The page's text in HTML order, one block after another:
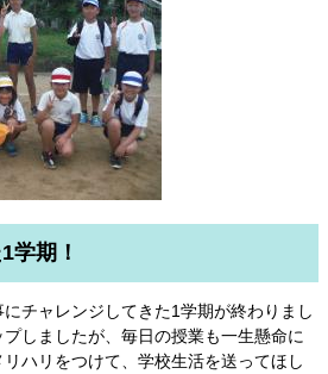
期！
チャレンジしてきた1学期が終わりまし
しましたが、毎日の授業も一生懸命に
ハリをつけて、学校生活を送ってほし